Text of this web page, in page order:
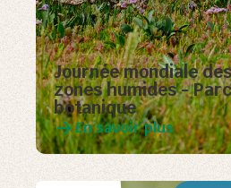
Journée mondiale des
zones humides -
botanique
En savoir plus